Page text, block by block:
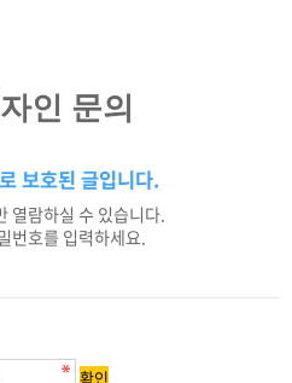
인 문의
보호된 글입니다.
열람하실 수 있습니다.
번호를 입력하세요.